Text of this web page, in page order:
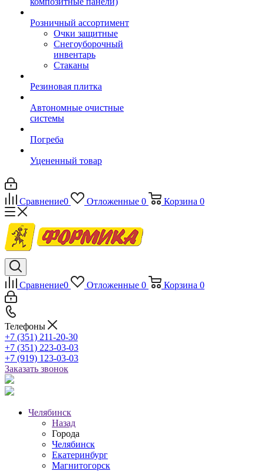
Розничный ассортимент
Очки защитные
Снегоуборочный
инвентарь
Стаканы
Резиновая плитка
Автономные очистные
системы
Погреба
Уцененный товар
Сравнение0 Отложенные 0 Корзина 0
Сравнение0 Отложенные 0 Корзина 0
Телефоны
+7 (351) 211-20-30
+7 (351) 223-03-03
+7 (919) 123-03-03
Заказать звонок
Челябинск
Назад
Города
Челябинск
Екатеринбург
Магнитогорск